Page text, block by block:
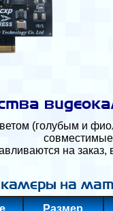
(голубым и
на
на
Размер